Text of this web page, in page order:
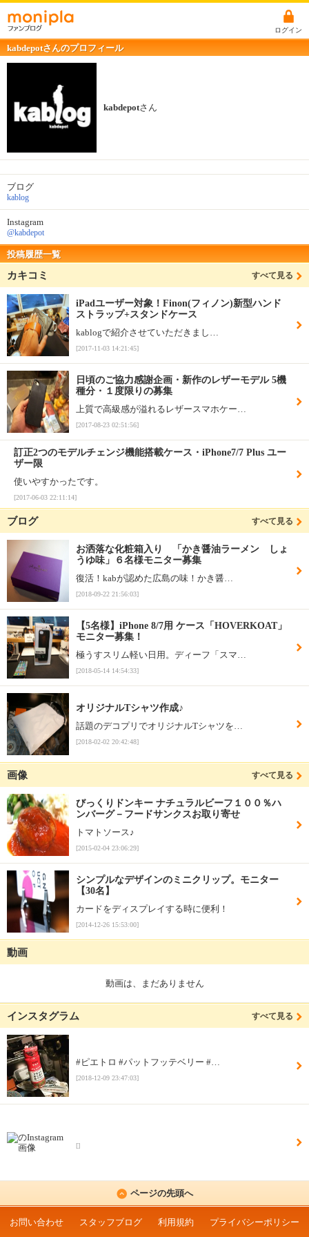
ログイン
kabdepotさんのプロフィール
kabdepotさん
ブログ
kablog
Instagram
@kabdepot
投稿履歴一覧
カキコミ すべて見る
iPadユーザー対象！Finon(フィノン)新型ハンド
ストラップ+スタンドケース
kablogで紹介させていただきまし…
[2017-11-03 14:21:45]
日頃のご協力感謝企画・新作のレザーモデル 5機
種分・１度限りの募集
上質で高級感が溢れるレザースマホケー…
[2017-08-23 02:51:56]
訂正2つのモデルチェンジ機能搭載ケース・iPhone7/7 Plus ユー
ザー限
使いやすかったです。
[2017-06-03 22:11:14]
ブログ すべて見る
お洒落な化粧箱入り 「かき醤油ラーメン しょ
うゆ味」６名様モニター募集
復活！kabが認めた広島の味！かき醤…
[2018-09-22 21:56:03]
【5名様】iPhone 8/7用 ケース「HOVERKOAT」
モニター募集！
極うすスリム軽い日用。ディーフ「スマ…
[2018-05-14 14:54:33]
オリジナルTシャツ作成♪
話題のデコプリでオリジナルTシャツを…
[2018-02-02 20:42:48]
画像 すべて見る
びっくりドンキー ナチュラルビーフ１００％ハ
ンバーグ－フードサンクスお取り寄せ
トマトソース♪
[2015-02-04 23:06:29]
シンプルなデザインのミニクリップ。モニター
【30名】
カードをディスプレイする時に便利！
[2014-12-26 15:53:00]
動画
動画は、まだありません
インスタグラム すべて見る
#ピエトロ #パットフッテベリー #…
[2018-12-09 23:47:03]
[]
ページの先頭へ
お問い合わせ スタッフブログ 利用規約 プライバシーポリシー